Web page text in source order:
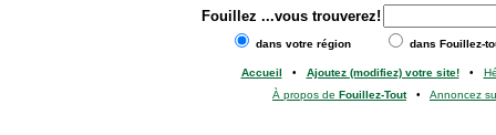
Fouillez ...vous trouverez!
dans votre région dans Fouillez-
Accueil • Ajoutez (modifiez) votre site!•
À propos de Fouillez-Tout• Annoncez